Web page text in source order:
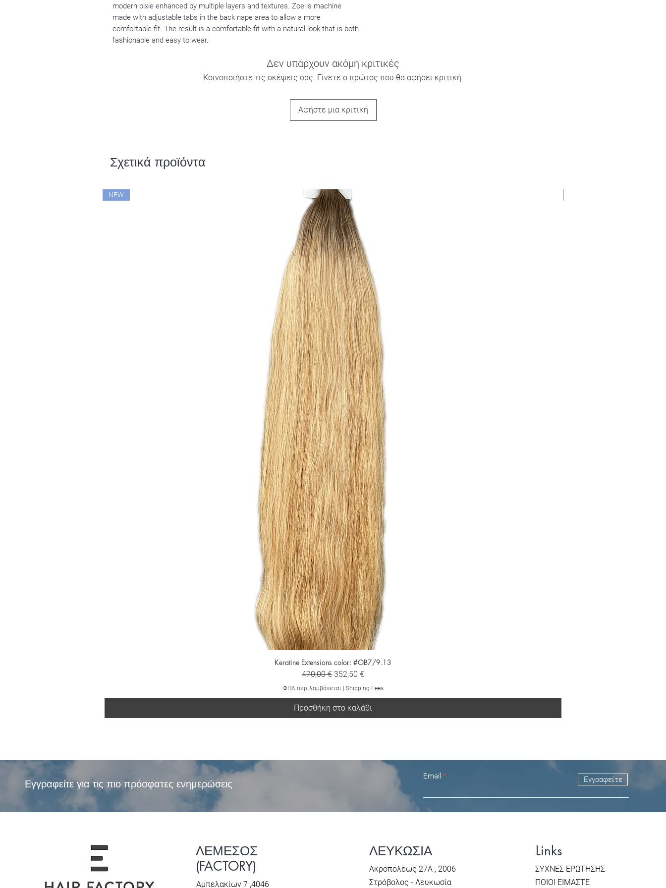
modern pixie enhanced by multiple layers and textures. Zoe is machine
made with adjustable tabs in the back nape area to allow a more
comfortable fit. The result is a comfortable fit with a natural look that is both
fashionable and easy to wear.
Δεν υπάρχουν ακόμη κριτικές
Κοινοποιήστε τις σκέψεις σας. Γίνετε ο πρώτος που θα αφήσει κριτική.
Αφήστε μια κριτική
Σχετικά προϊόντα
NEW
Keratine Extensions color: #OB7/9.13
Κανονική τιμή
470,00 € Τιμή Έκπτωσης
352,50 €
ΦΠΑ περιλαμβάνεται| Shipping Fees
Προσθήκη στο καλάθι
Εγγραφείτε για τις πιο πρόσφατες ενημερώσεις
Email Εγγραφείτε
ΛΕΜΕΣΟΣ
(FACTORY)
Αμπελακίων 7 ,4046
ΛΕΥΚΩΣΙΑ
Ακροπολεως 27Α , 2006
Στρόβολος - Λευκωσία
Links
ΣΥΧΝΕΣ ΕΡΩΤΗΣΗΣ
ΠΟΙΟΙ ΕΙΜΑΣΤΕ